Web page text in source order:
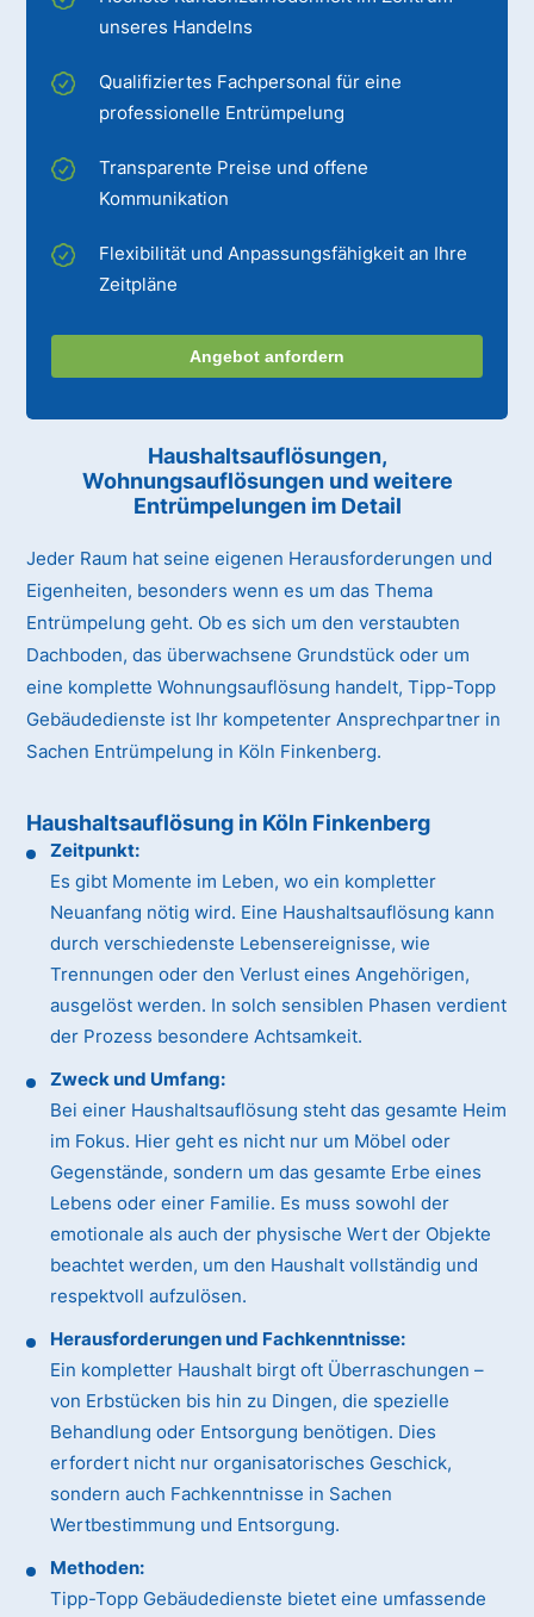
unseres Handelns
Qualifiziertes Fachpersonal für eine
professionelle Entrümpelung
Transparente Preise und offene
Kommunikation
Flexibilität und Anpassungsfähigkeit an Ihre
Zeitpläne
Angebot anfordern
Haushaltsauflösungen,
Wohnungsauflösungen und weitere
Entrümpelungen im Detail
Jeder Raum hat seine eigenen Herausforderungen und
Eigenheiten, besonders wenn es um das Thema
Entrümpelung geht. Ob es sich um den verstaubten
Dachboden, das überwachsene Grundstück oder um
eine komplette Wohnungsauflösung handelt, Tipp-Topp
Gebäudedienste ist Ihr kompetenter Ansprechpartner in
Sachen Entrümpelung in Köln Finkenberg.
Haushaltsauflösung in Köln Finkenberg
Zeitpunkt:
Es gibt Momente im Leben, wo ein kompletter
Neuanfang nötig wird. Eine Haushaltsauflösung kann
durch verschiedenste Lebensereignisse, wie
Trennungen oder den Verlust eines Angehörigen,
ausgelöst werden. In solch sensiblen Phasen verdient
der Prozess besondere Achtsamkeit.
Zweck und Umfang:
Bei einer Haushaltsauflösung steht das gesamte Heim
im Fokus. Hier geht es nicht nur um Möbel oder
Gegenstände, sondern um das gesamte Erbe eines
Lebens oder einer Familie. Es muss sowohl der
emotionale als auch der physische Wert der Objekte
beachtet werden, um den Haushalt vollständig und
respektvoll aufzulösen.
Herausforderungen und Fachkenntnisse:
Ein kompletter Haushalt birgt oft Überraschungen –
von Erbstücken bis hin zu Dingen, die spezielle
Behandlung oder Entsorgung benötigen. Dies
erfordert nicht nur organisatorisches Geschick,
sondern auch Fachkenntnisse in Sachen
Wertbestimmung und Entsorgung.
Methoden:
Tipp-Topp Gebäudedienste bietet eine umfassende